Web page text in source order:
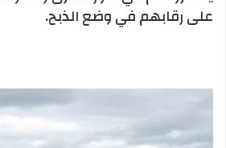
على رقابهم في وضع الذبح.